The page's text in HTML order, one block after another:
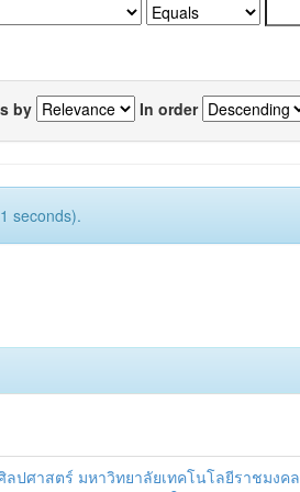
by In order
seconds).
ศาสตร์ มหาวิทยาลัยเทคโนโลยีราชมงคล